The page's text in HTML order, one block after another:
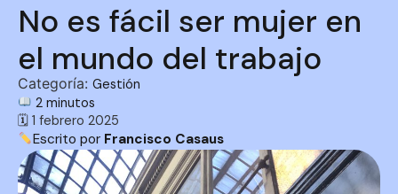
No es fácil ser mujer en
el mundo del trabajo
Categoría: Gestión
2 minutos
🗓 1 febrero 2025
Escrito por Francisco Casaus